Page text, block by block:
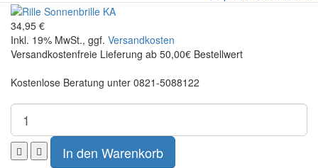
34,95 €
Inkl. 19% MwSt., ggf. Versandkosten
Versandkostenfreie Lieferung ab 50,00€ Bestellwert
Kostenlose Beratung unter 0821-5088122